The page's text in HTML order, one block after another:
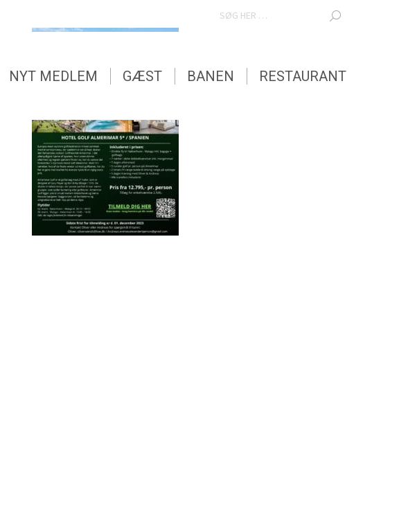
SEARCH:
NYT MEDLEM GÆST BANEN RESTAURANT